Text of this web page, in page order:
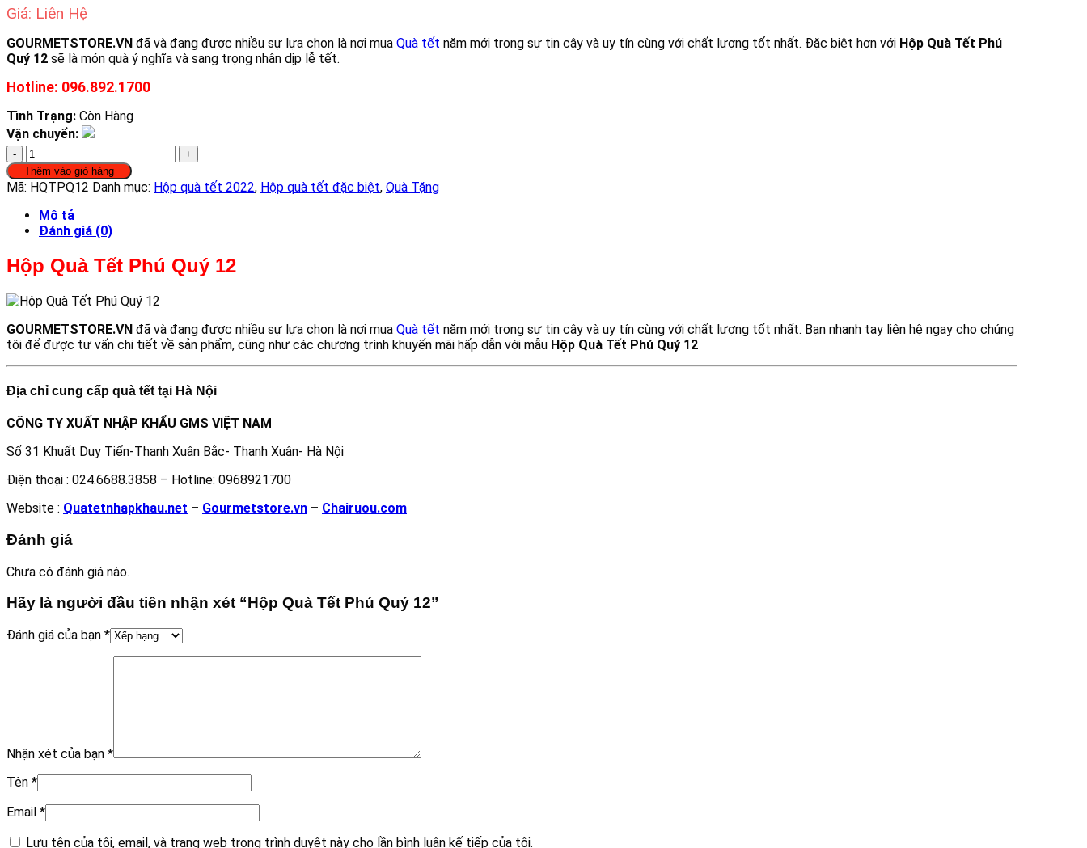
Giá: Liên Hệ
GOURMETSTORE.VN đã và đang được nhiều sự lựa chọn là nơi mua Quà tết năm mới trong sự tin cậy và uy tín cùng với chất lượng tốt nhất. Đặc biệt hơn với Hộp Quà Tết Phú
Quý 12 sẽ là món quà ý nghĩa và sang trọng nhân dịp lễ tết.
Hotline: 096.892.1700
Tình Trạng: Còn Hàng
Vận chuyển:
Hộp
Quà
Tết
Phú
Quý
12
lượng
Thêm vào giỏ hàng
Mã: HQTPQ12 Danh mục: Hộp quà tết 2022, Hộp quà tết đặc biệt, Quà Tặng
Mô tả
Đánh giá (0)
Hộp Quà Tết Phú Quý 12
GOURMETSTORE.VN đã và đang được nhiều sự lựa chọn là nơi mua Quà tết năm mới trong sự tin cậy và uy tín cùng với chất lượng tốt nhất. Bạn nhanh tay liên hệ ngay cho chúng
tôi để được tư vấn chi tiết về sản phẩm, cũng như các chương trình khuyến mãi hấp dẫn với mẫu Hộp Quà Tết Phú Quý 12
Địa chỉ cung cấp quà tết tại Hà Nội
CÔNG TY XUẤT NHẬP KHẨU GMS VIỆT NAM
Số 31 Khuất Duy Tiến-Thanh Xuân Bắc- Thanh Xuân- Hà Nội
Điện thoại : 024.6688.3858 – Hotline: 0968921700
Website : Quatetnhapkhau.net – Gourmetstore.vn – Chairuou.com
Đánh giá
Chưa có đánh giá nào.
Hãy là người đầu tiên nhận xét “Hộp Quà Tết Phú Quý 12”
Đánh giá của bạn *
Nhận xét của bạn *
Tên *
Email *
Lưu tên của tôi, email, và trang web trong trình duyệt này cho lần bình luận kế tiếp của tôi.